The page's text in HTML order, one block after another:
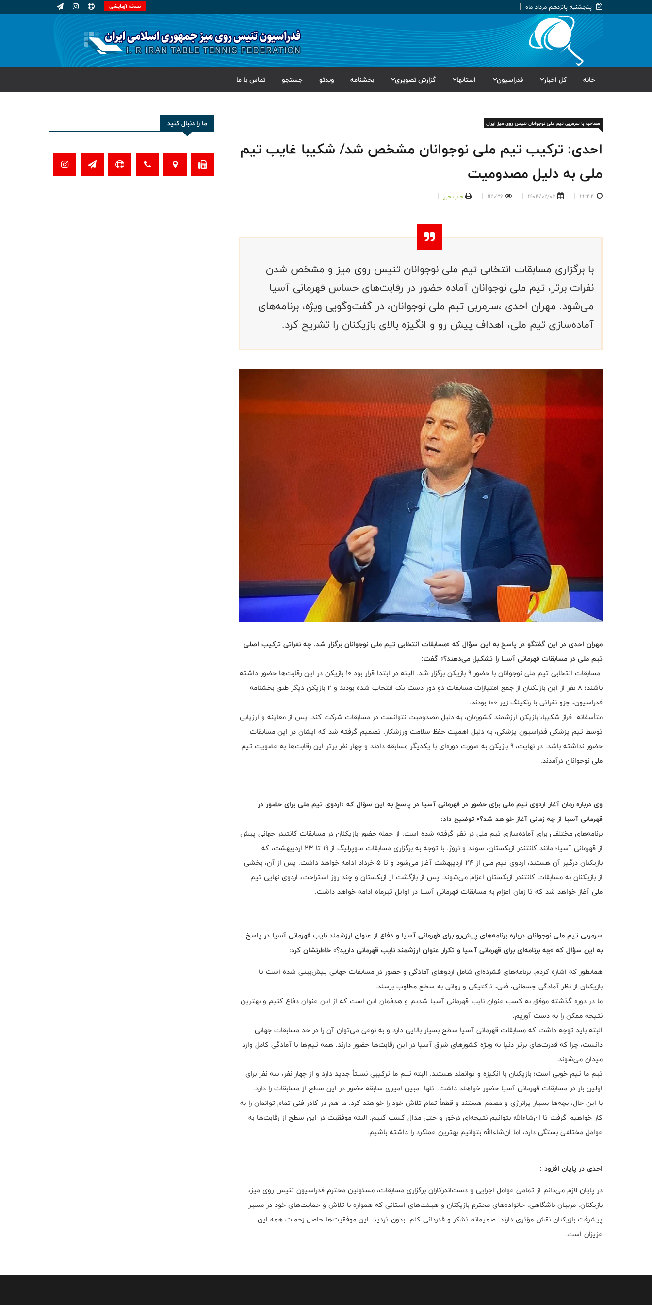
پنجشنبه پانزدهم مرداد ماه نسخه آزمایشی
خانه کل اخبار فدراسیون استانها گزارش تصویری بخشنامه ویدئو جستجو تماس با ما
مصاحبه با سرمربی تیم ملی نوجوانان تنیس روی میز ایران
احدی: ترکیب تیم ملی نوجوانان مشخص شد/ شکیبا غایب تیم
ملی به دلیل مصدومیت
22:33
1404/02/06
112036 چاپ خبر
با برگزاری مسابقات انتخابی تیم ملی نوجوانان تنیس روی میز و مشخص شدن
نفرات برتر، تیم ملی نوجوانان آماده حضور در رقابت‌های حساس قهرمانی آسیا
می‌شود. مهران احدی ،سرمربی تیم ملی نوجوانان، در گفت‌وگویی ویژه، برنامه‌های
آماده‌سازی تیم ملی، اهداف پیش رو و انگیزه بالای بازیکنان را تشریح کرد.
مهران احدی در این گفتگو در پاسخ به این سؤال که «مسابقات انتخابی تیم ملی نوجوانان برگزار شد. چه نفراتی ترکیب اصلی
تیم ملی در مسابقات قهرمانی آسیا را تشکیل می‌دهند؟» گفت:
مسابقات انتخابی تیم ملی نوجوانان با حضور ۹ بازیکن برگزار شد. البته در ابتدا قرار بود ۱۰ بازیکن در این رقابت‌ها حضور داشته
باشند؛ ۸ نفر از این بازیکنان از جمع امتیازات مسابقات دو دور دست یک انتخاب شده بودند و ۲ بازیکن دیگر طبق بخشنامه
فدراسیون، جزو نفراتی با رنکینگ زیر ۱۰۰ بودند.
متأسفانه فراز شکیبا، بازیکن ارزشمند کشورمان، به دلیل مصدومیت نتوانست در مسابقات شرکت کند. پس از معاینه و ارزیابی
توسط تیم پزشکی فدراسیون پزشکی، به دلیل اهمیت حفظ سلامت ورزشکار، تصمیم گرفته شد که ایشان در این مسابقات
حضور نداشته باشد. در نهایت، ۹ بازیکن به صورت دوره‌ای با یکدیگر مسابقه دادند و چهار نفر برتر این رقابت‌ها به عضویت تیم
ملی نوجوانان درآمدند.
وی درباره زمان آغاز اردوی تیم ملی برای حضور در قهرمانی آسیا در پاسخ به این سؤال که «اردوی تیم ملی برای حضور در
قهرمانی آسیا از چه زمانی آغاز خواهد شد؟» توضیح داد:
برنامه‌های مختلفی برای آماده‌سازی تیم ملی در نظر گرفته شده است، از جمله حضور بازیکنان در مسابقات کانتندر جهانی پیش
از قهرمانی آسیا؛ مانند کانتندر ازبکستان، سوئد و نروژ. با توجه به برگزاری مسابقات سوپرلیگ از ۱۹ تا ۲۳ اردیبهشت، که
بازیکنان درگیر آن هستند، اردوی تیم ملی از ۲۴ اردیبهشت آغاز می‌شود و تا ۵ خرداد ادامه خواهد داشت. پس از آن، بخشی
از بازیکنان به مسابقات کانتندر ازبکستان اعزام می‌شوند. پس از بازگشت از ازبکستان و چند روز استراحت، اردوی نهایی تیم
ملی آغاز خواهد شد که تا زمان اعزام به مسابقات قهرمانی آسیا در اوایل تیرماه ادامه خواهد داشت.
سرمربی تیم ملی نوجوانان درباره برنامه‌های پیش‌رو برای قهرمانی آسیا و دفاع از عنوان ارزشمند نایب قهرمانی آسیا در پاسخ
به این سؤال که «چه برنامه‌ای برای قهرمانی آسیا و تکرار عنوان ارزشمند نایب قهرمانی دارید؟» خاطرنشان کرد:
همانطور که اشاره کردم، برنامه‌های فشرده‌ای شامل اردوهای آمادگی و حضور در مسابقات جهانی پیش‌بینی شده است تا
بازیکنان از نظر آمادگی جسمانی، فنی، تاکتیکی و روانی به سطح مطلوب برسند.
ما در دوره گذشته موفق به کسب عنوان نایب قهرمانی آسیا شدیم و هدفمان این است که از این عنوان دفاع کنیم و بهترین
نتیجه ممکن را به دست آوریم.
البته باید توجه داشت که مسابقات قهرمانی آسیا سطح بسیار بالایی دارد و به نوعی می‌توان آن را در حد مسابقات جهانی
دانست، چرا که قدرت‌های برتر دنیا به ویژه کشورهای شرق آسیا در این رقابت‌ها حضور دارند. همه تیم‌ها با آمادگی کامل وارد
میدان می‌شوند.
تیم ما تیم خوبی است؛ بازیکنان با انگیزه و توانمند هستند. البته تیم ما ترکیبی نسبتاً جدید دارد و از چهار نفر، سه نفر برای
اولین بار در مسابقات قهرمانی آسیا حضور خواهند داشت. تنها مبین امیری سابقه حضور در این سطح از مسابقات را دارد.
با این حال، بچه‌ها بسیار پرانرژی و مصمم هستند و قطعاً تمام تلاش خود را خواهند کرد. ما هم در کادر فنی تمام توانمان را به
کار خواهیم گرفت تا ان‌شاءالله بتوانیم نتیجه‌ای درخور و حتی مدال کسب کنیم. البته موفقیت در این سطح از رقابت‌ها به
عوامل مختلفی بستگی دارد، اما ان‌شاءالله بتوانیم بهترین عملکرد را داشته باشیم.
احدی در پایان افزود :
در پایان لازم می‌دانم از تمامی عوامل اجرایی و دست‌اندرکاران برگزاری مسابقات، مسئولین محترم فدراسیون تنیس روی میز،
بازیکنان، مربیان باشگاهی، خانواده‌های محترم بازیکنان و هیئت‌های استانی که همواره با تلاش و حمایت‌های خود در مسیر
پیشرفت بازیکنان نقش مؤثری دارند، صمیمانه تشکر و قدردانی کنم. بدون تردید، این موفقیت‌ها حاصل زحمات همه این
عزیزان است.
ما را دنبال کنید